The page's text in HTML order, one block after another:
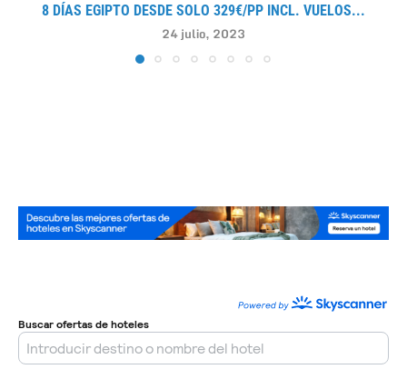
8 DÍAS EGIPTO DESDE SOLO 329€/PP INCL. VUELOS...
24 julio, 2023